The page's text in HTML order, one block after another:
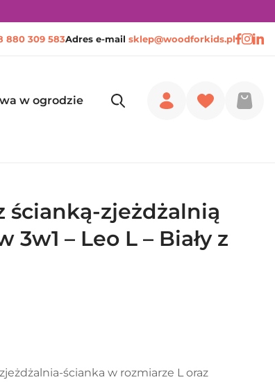
880 309 583Adres e-mail sklep@woodforkids.pl
w ogrodzie
ścianką-zjeżdżalnią
3w1 – Leo L – Biały z
ścianka w rozmiarze L oraz